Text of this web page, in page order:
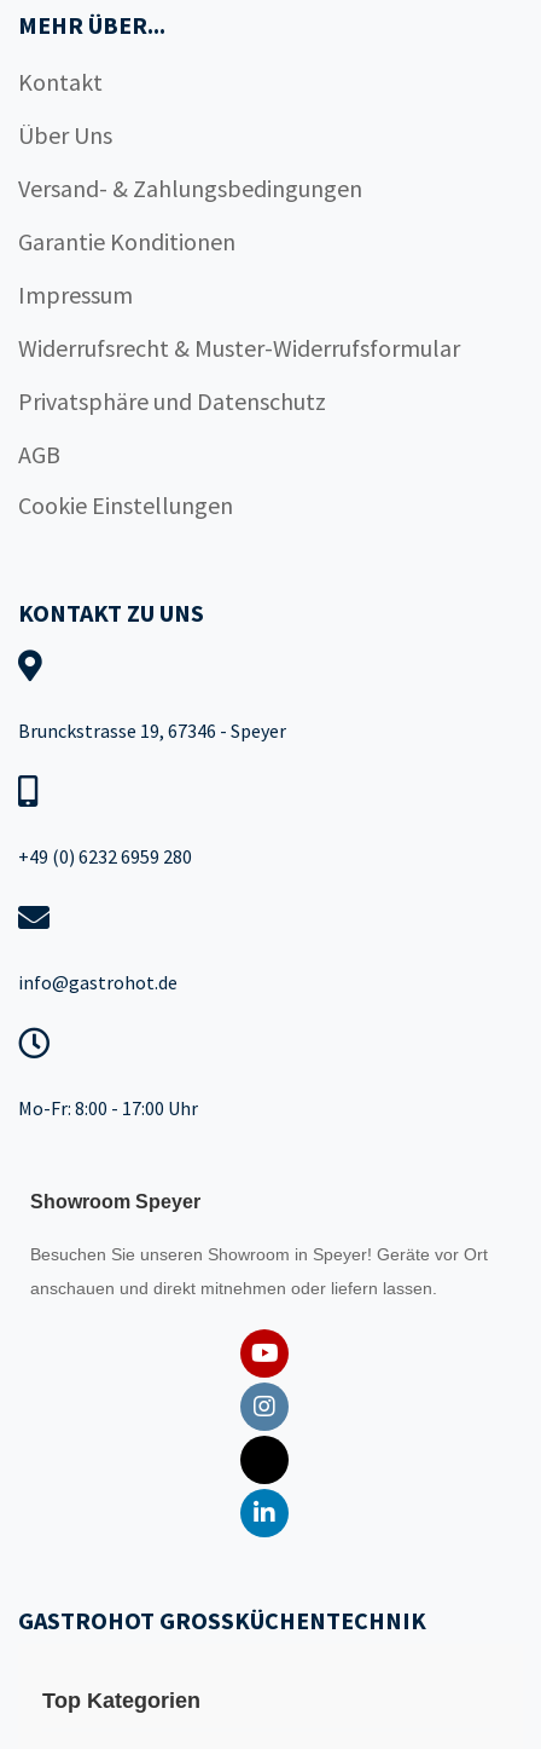
MEHR ÜBER...
Kontakt
Über Uns
Versand- & Zahlungsbedingungen
Garantie Konditionen
Impressum
Widerrufsrecht & Muster-Widerrufsformular
Privatsphäre und Datenschutz
AGB
Cookie Einstellungen
KONTAKT ZU UNS
Brunckstrasse 19, 67346 - Speyer
+49 (0) 6232 6959 280
info@gastrohot.de
Mo-Fr: 8:00 - 17:00 Uhr
Showroom Speyer
Besuchen Sie unseren Showroom in Speyer! Geräte vor Ort
anschauen und direkt mitnehmen oder liefern lassen.
GASTROHOT GROSSKÜCHENTECHNIK
Top Kategorien